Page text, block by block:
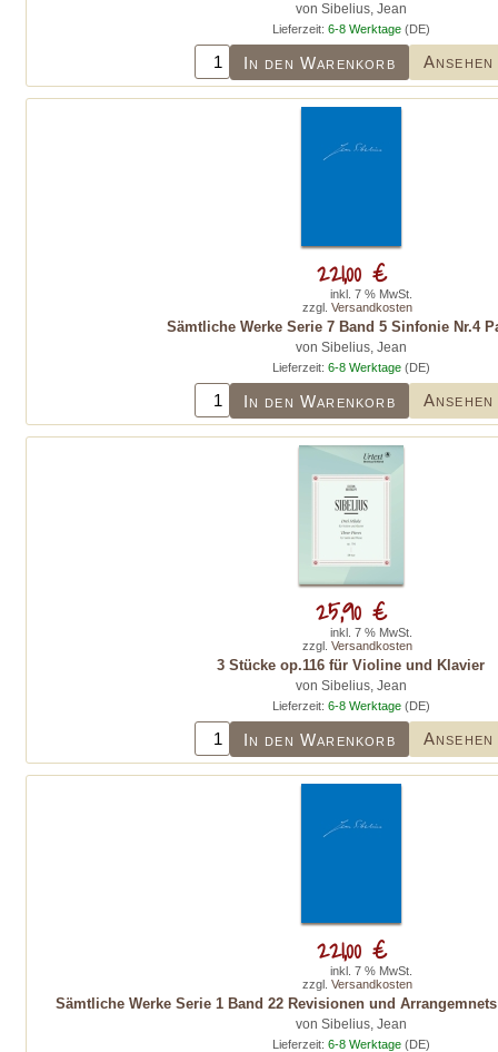
von Sibelius, Jean
Lieferzeit: 6-8 Werktage (DE)
In den Warenkorb Ansehen
Sämtliche Werke Serie 7 Band 5 Sinfonie Nr.4
von Sibelius, Jean
Lieferzeit: 6-8 Werktage (DE)
In den Warenkorb Ansehen
221,00 €
inkl. 7 % MwSt.
zzgl. Versandkosten
3 Stücke op.116 für Violine und Klavier
von Sibelius, Jean
Lieferzeit: 6-8 Werktage(DE)
In den Warenkorb Ansehen
25,90 €
inkl. 7 % MwSt.
zzgl. Versandkosten
Sämtliche Werke Serie 1 Band 22 Revisionen und
von Sibelius, Jean
Lieferzeit: 6-8 Werktage (DE)
221,00 €
inkl. 7 % MwSt.
zzgl. Versandkosten